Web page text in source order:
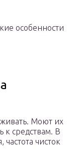
особенности
Моют их
к средствам. В
чисток